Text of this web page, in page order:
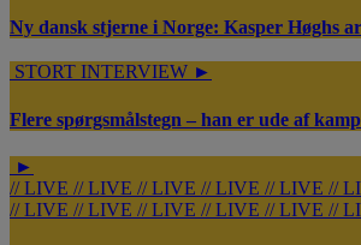
Ny dansk stjerne i Norge: Kasper Høghs
STORT INTERVIEW ►
Flere spørgsmålstegn – han er ude af
►
// LIVE // LIVE // LIVE // LIVE // LIVE //
// LIVE // LIVE // LIVE // LIVE // LIVE //